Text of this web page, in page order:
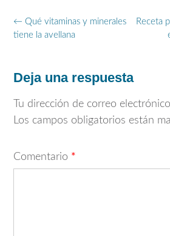
Navegación
de
Receta
← Qué vitaminas y minerales
tiene la avellana
Deja una respuesta
Tu dirección de correo
Los campos obligatorios están
Comentario *